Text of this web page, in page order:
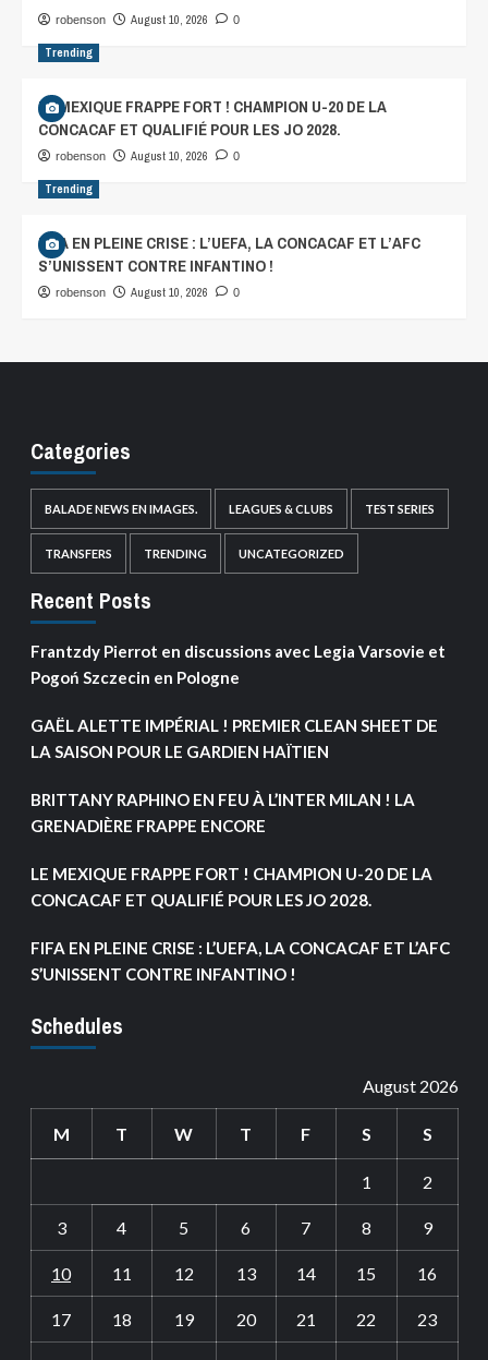
robenson August 10, 2026 0
Trending
LE MEXIQUE FRAPPE FORT ! CHAMPION U-20 DE LA
CONCACAF ET QUALIFIÉ POUR LES JO 2028.
robenson August 10, 2026 0
Trending
FIFA EN PLEINE CRISE : L’UEFA, LA CONCACAF ET L’AFC
S’UNISSENT CONTRE INFANTINO !
robenson August 10, 2026 0
Categories
BALADE NEWS EN IMAGES. LEAGUES & CLUBS TEST SERIES
TRANSFERS TRENDING UNCATEGORIZED
Recent Posts
Frantzdy Pierrot en discussions avec Legia Varsovie et
Pogoń Szczecin en Pologne
GAËL ALETTE IMPÉRIAL ! PREMIER CLEAN SHEET DE
LA SAISON POUR LE GARDIEN HAÏTIEN
BRITTANY RAPHINO EN FEU À L’INTER MILAN ! LA
GRENADIÈRE FRAPPE ENCORE
LE MEXIQUE FRAPPE FORT ! CHAMPION U-20 DE LA
CONCACAF ET QUALIFIÉ POUR LES JO 2028.
FIFA EN PLEINE CRISE : L’UEFA, LA CONCACAF ET L’AFC
S’UNISSENT CONTRE INFANTINO !
Schedules
August 2026
M T W T F S S
1 2
3 4 5 6 7 8 9
10 11 12 13 14 15 16
17 18 19 20 21 22 23